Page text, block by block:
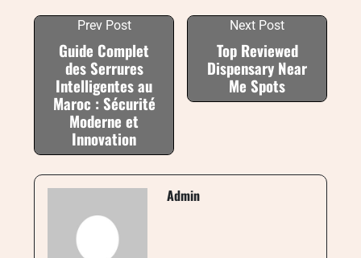
Prev Post
Guide Complet
des Serrures
Intelligentes au
Maroc : Sécurité
Moderne et
Innovation
Next Post
Top Reviewed
Dispensary Near
Me Spots
Admin